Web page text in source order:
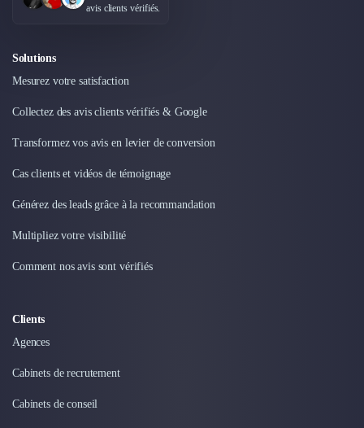
Impression
Traiteur & Restauration
Conception & Aménagement de Bureaux
Sourcing et Imports
Développement à l'international
Réhabilitation et maintenance
Logiciel PropTech
Courtage en Energie
Clubs & Réseaux Professionnels
Espaces de Coworking
avis clients vérifiés.
Solutions
Mesurez votre satisfaction
Collectez des avis clients vérifiés & Google
Transformez vos avis en levier de conversion
Cas clients et vidéos de témoignage
Générez des leads grâce à la recommandation
Multipliez votre visibilité
Comment nos avis sont vérifiés
Clients
Agences
Cabinets de recrutement
Cabinets de conseil